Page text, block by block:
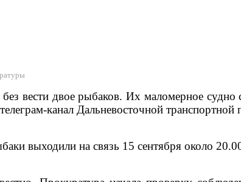
вести двое рыбаков. Их маломерное
канал Дальневосточной транспортной
выходили на связь 15 сентября около